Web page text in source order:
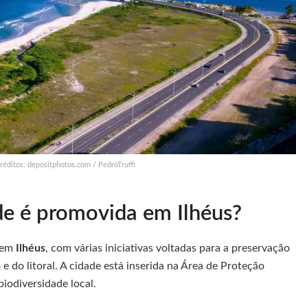
depositphotos.com / PedroTruffi
é promovida em Ilhéus?
Ilhéus, com várias iniciativas voltadas para a preservação
e do litoral. A cidade está inserida na Área de Proteção
local.